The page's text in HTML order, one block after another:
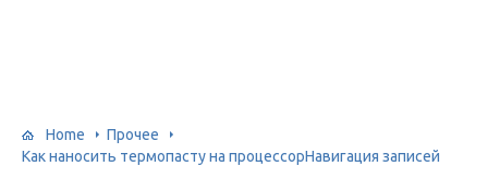
Home
Прочее
Как наносить термопасту на процессорНавигация записей